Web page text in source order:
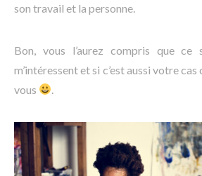
son travail et la personne.
Bon, vous l’aurez compris que ce
m’intéressent et si c’est aussi votre
vous